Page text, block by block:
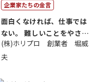
企業家たちの金言
面白くなければ、仕事では
ない。 難しいことをやさし
く。やさし...
(株)ホリプロ 創業者 堀威
夫